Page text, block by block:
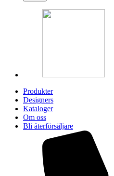
Produkter
Designers
Kataloger
Om oss
Bli återförsäljare